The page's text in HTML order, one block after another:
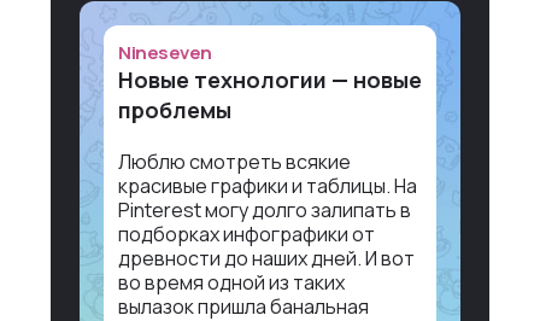
Nineseven
Новые технологии — новые
проблемы
Люблю смотреть всякие
красивые графики и таблицы. На
Pinterest могу долго залипать в
подборках инфографики от
древности до наших дней. И вот
во время одной из таких
вылазок пришла банальная